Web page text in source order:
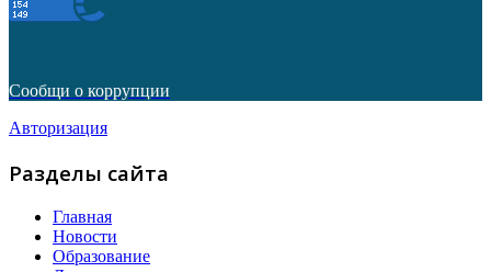
Сообщи о коррупции
Авторизация
Разделы сайта
Главная
Новости
Образование